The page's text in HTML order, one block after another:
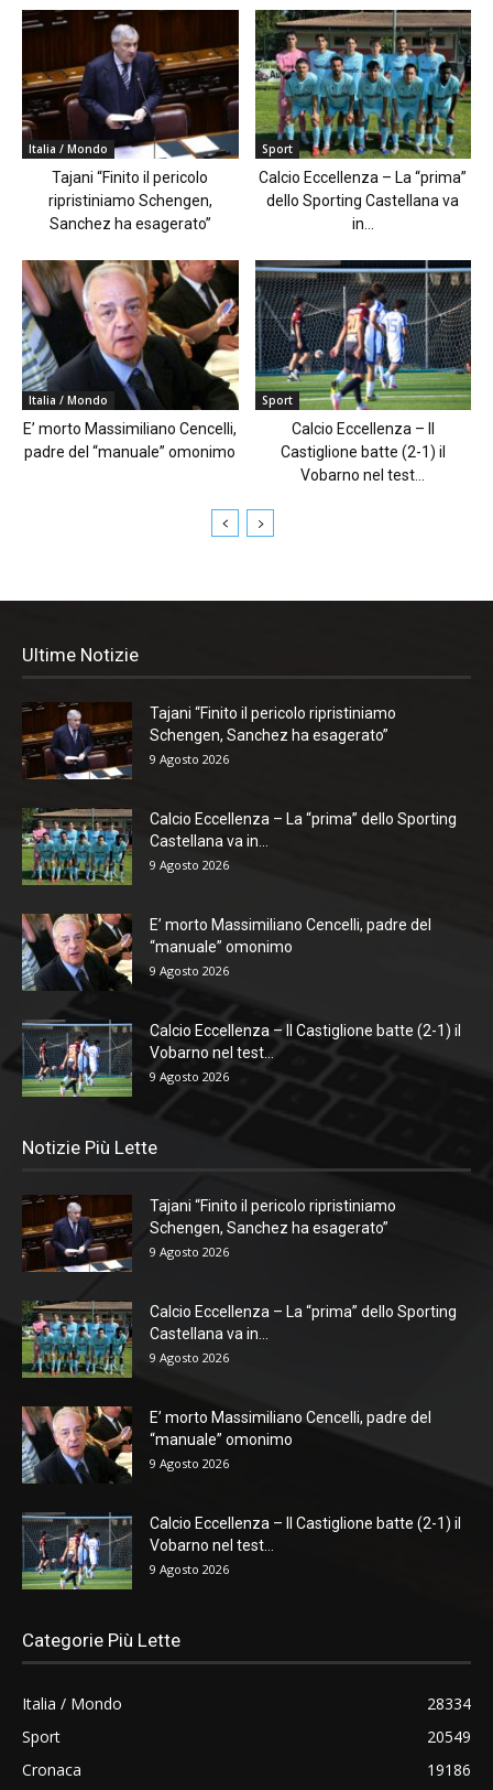
Italia / Mondo
Tajani “Finito il pericolo
ripristiniamo Schengen,
Sanchez ha esagerato”
Sport
Calcio Eccellenza – La “prima”
dello Sporting Castellana va
in...
Italia / Mondo
E’ morto Massimiliano Cencelli,
padre del “manuale” omonimo
Sport
Calcio Eccellenza – Il
Castiglione batte (2-1) il
Vobarno nel test...
Ultime Notizie
Tajani “Finito il pericolo ripristiniamo
Schengen, Sanchez ha esagerato”
9 Agosto 2026
Calcio Eccellenza – La “prima” dello Sporting
Castellana va in...
9 Agosto 2026
E’ morto Massimiliano Cencelli, padre del
“manuale” omonimo
9 Agosto 2026
Calcio Eccellenza – Il Castiglione batte (2-1) il
Vobarno nel test...
9 Agosto 2026
Notizie Più Lette
Tajani “Finito il pericolo ripristiniamo
Schengen, Sanchez ha esagerato”
9 Agosto 2026
Calcio Eccellenza – La “prima” dello Sporting
Castellana va in...
9 Agosto 2026
E’ morto Massimiliano Cencelli, padre del
“manuale” omonimo
9 Agosto 2026
Calcio Eccellenza – Il Castiglione batte (2-1) il
Vobarno nel test...
9 Agosto 2026
Categorie Più Lette
Italia / Mondo
28334
Sport
20549
Cronaca
19186